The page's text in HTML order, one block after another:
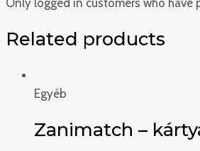
Only logged in customers who have
Related products
Egyéb
Zanimatch –